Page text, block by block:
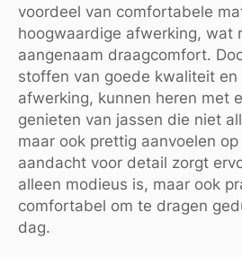
voordeel van comfortabele
hoogwaardige afwerking, wat
aangenaam draagcomfort.
stoffen van goede kwaliteit en
afwerking, kunnen heren met
genieten van jassen die niet
maar ook prettig aanvoelen
aandacht voor detail zorgt
alleen modieus is, maar ook
comfortabel om te dragen
dag.